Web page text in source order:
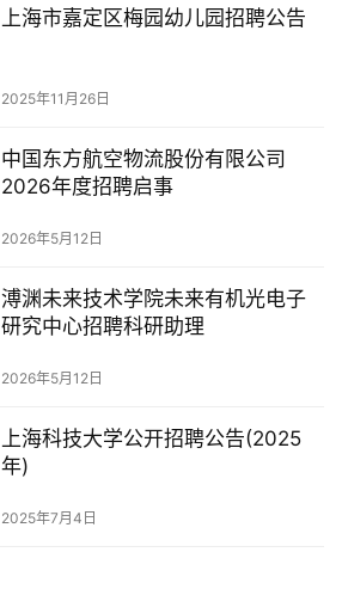
上海市嘉定区梅园幼儿园招聘公告
2025年11月26日
中国东方航空物流股份有限公司
2026年度招聘启事
2026年5月12日
溥渊未来技术学院未来有机光电子
研究中心招聘科研助理
2026年5月12日
上海科技大学公开招聘公告(2025
年)
2025年7月4日